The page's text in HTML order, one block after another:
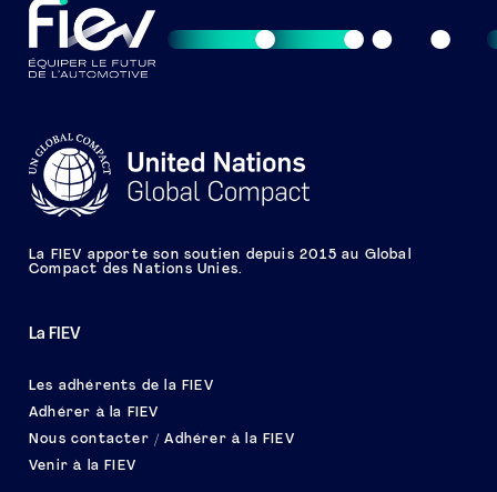
La FIEV
Les adhérents de la FIEV
Adhérer à la FIEV
Nous contacter / Adhérer à la FIEV
Venir à la FIEV
La FIEV apporte son soutien depuis 2015 au Global
Compact des Nations Unies.